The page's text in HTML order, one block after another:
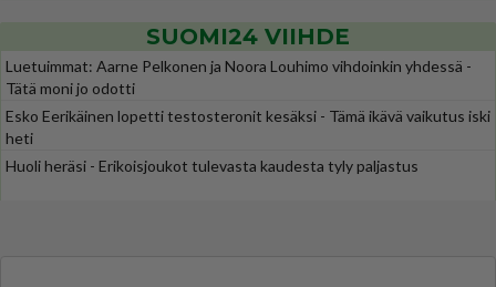
SUOMI24 VIIHDE
Luetuimmat: Aarne Pelkonen ja Noora Louhimo vihdoinkin yhdessä -
Tätä moni jo odotti
Esko Eerikäinen lopetti testosteronit kesäksi - Tämä ikävä vaikutus iski
heti
Huoli heräsi - Erikoisjoukot tulevasta kaudesta tyly paljastus